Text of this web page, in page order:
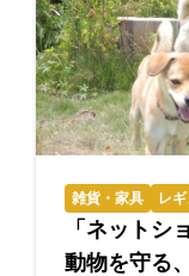
雑貨・家具 レ
「ネットシ
動物を守る